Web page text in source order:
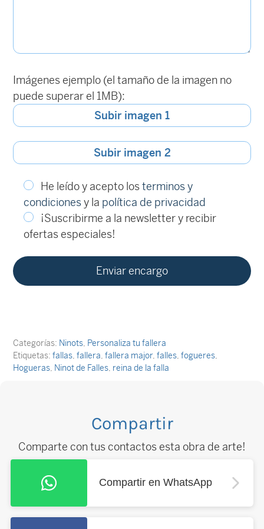
Imágenes ejemplo (el tamaño de la imagen no
puede superar el 1MB):
Subir imagen 1
Subir imagen 2
He leído y acepto losterminos y
condicionesy la política de privacidad
¡Suscribirme a la newsletter y recibir
ofertas especiales!
Categorías: Ninots Personaliza tu fallera
Etiquetas: fallas fallera fallera major, falles fogueres
Hogueras Ninot de Falles reina de la falla
Compartir
Comparte con tus contactos esta obra de arte!
Compartir en WhatsApp